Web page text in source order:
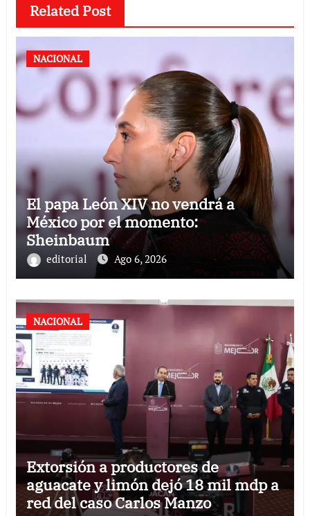
Related Post
NACIONAL
El papa León XIV no vendrá a
México por el momento:
Sheinbaum
editorial Ago 6, 2026
NACIONAL
Extorsión a productores de
aguacate y limón dejó 18 mil mdp a
red del caso Carlos Manzo